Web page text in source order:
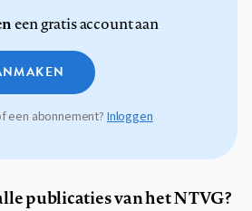
een gratis account aan
een abonnement?Inloggen
publicaties van het NTVG?